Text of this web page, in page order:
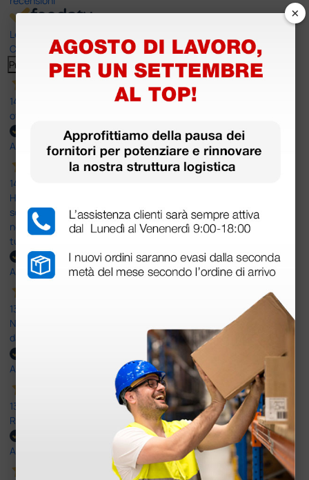
Le nostre recensioni a 4 e 5 stelle.
Clicca qui per leggerle tutte >
Precedente Successivo
14 Luglio 2026
ottima
Acquirente verificato
14 Luglio 2026
Ho acquistato un ecografo da Doctor Shop e sono rimasto molto
soddisfatto dell'esperienza. Apparecchiatura di qualità, consegna
nei tempi previsti e un servizio clienti disponibile che ha risposto a
tutti i miei dubbi prima dell'acquisto. Consigliato
Acquirente verificato
13 Luglio 2026
Nulla da eccepire. Tutto estremamente chiaro e corretto,
dall’ordine alla consegna.
Acquirente verificato
13 Luglio 2026
Rapidi, disponibili ben forniti
Acquirente verificato
×